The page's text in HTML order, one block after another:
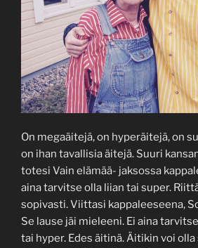
On megaäitejä, on hyperäitejä, on
on ihan tavallisia äitejä. Suuri
totesi Vain elämää- jaksossa
aina tarvitse olla liian tai super.
sopivasti. Viittasi kappaleeseena,
Se lause jäi mieleeni. Ei aina
tai hyper. Edes äitinä. Äitikin voi